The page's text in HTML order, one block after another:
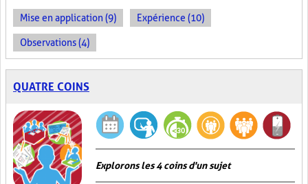
Mise en application (9) Expérience (10)
Observations (4)
QUATRE COINS
Explorons les 4 coins d'un sujet